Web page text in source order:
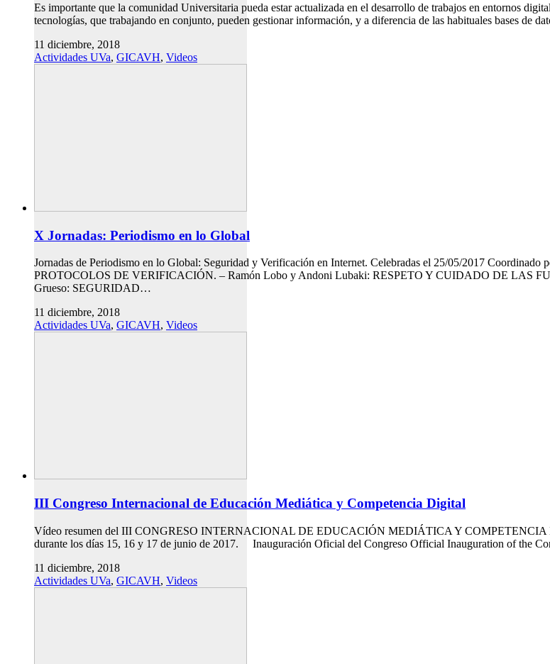
Es importante que la comunidad Universitaria pueda estar actualizada en el desarrollo de trabajos en entornos
tecnologías, que trabajando en conjunto, pueden gestionar información, y a diferencia de las habituales bases de
11 diciembre, 2018
Actividades UVa, GICAVH, Videos
X Jornadas: Periodismo en lo Global
Jornadas de Periodismo en lo Global: Seguridad y Verificación en Internet. Celebradas el 25/05/2017
PROTOCOLOS DE VERIFICACIÓN. – Ramón Lobo y Andoni Lubaki: RESPETO Y CUIDADO DE LAS
Grueso: SEGURIDAD…
11 diciembre, 2018
Actividades UVa, GICAVH, Videos
III Congreso Internacional de Educación Mediática y Competencia Digital
Vídeo resumen del III CONGRESO INTERNACIONAL DE EDUCACIÓN MEDIÁTICA Y COMPETENCIA
durante los días 15, 16 y 17 de junio de 2017. Inauguración Oficial del Congreso Official Inauguration of the
11 diciembre, 2018
Actividades UVa, GICAVH, Videos